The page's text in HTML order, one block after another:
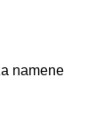
namene